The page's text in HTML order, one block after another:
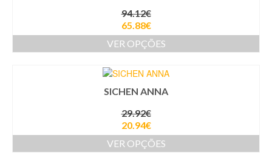
94.12€
65.88€
VER OPÇÕES
SICHEN ANNA
29.92€
20.94€
VER OPÇÕES